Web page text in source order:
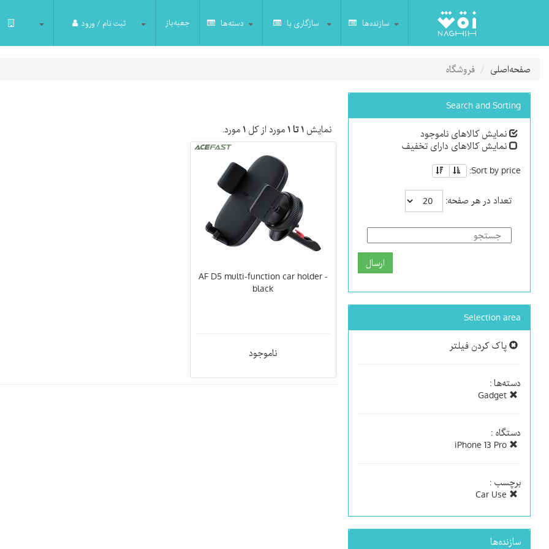
سازنده‌ها سازگاری با دسته‌ها جعبه‌باز ثبت نام / ورود
صفحه‌اصلی فروشگاه
Search and Sorting
نمایش کالاهای ناموجود
نمایش کالاهای دارای تخفیف
Sort by price:
تعداد در هر صفحه:
ارسال
Selection area
پاک کردن فیلتر
دسته‌ها :
دستگاه :
برچسب :
سازنده‌ها
نمایش۱ تا ۱ مورد از کل۱ مورد.
AF D5 multi-function car holder -
black
ناموجود